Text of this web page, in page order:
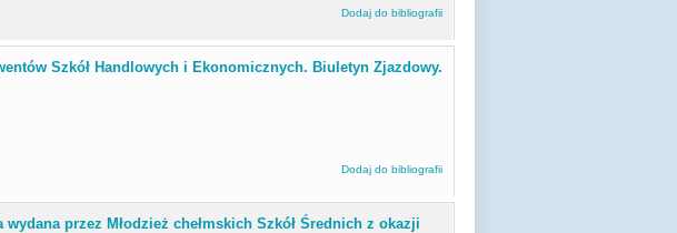
Dodaj do bibliografii
Szkół Handlowych i Ekonomicznych. Biuletyn Zjazdowy.
Dodaj do bibliografii
wydana przez Młodzież chełmskich Szkół Średnich z okazji